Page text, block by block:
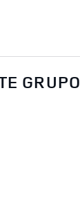
GRUPO